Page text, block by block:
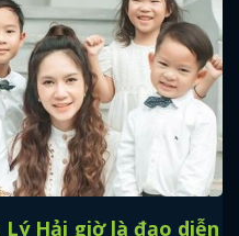
Lý Hải giờ là đạo diễn